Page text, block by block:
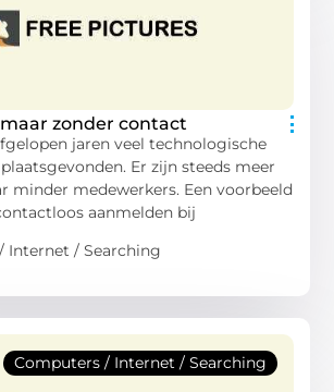
zonder contact
jaren veel technologische
Er zijn steeds meer
minder medewerkers. Een voorbeeld
aanmelden bij
Internet / Searching
Computers / Internet / Searching